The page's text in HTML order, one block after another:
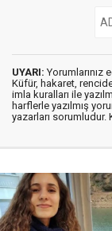
UYARI: Yorumlarınız
Küfür, hakaret,
imla kuralları ile
harflerle yazılmış
yazarları